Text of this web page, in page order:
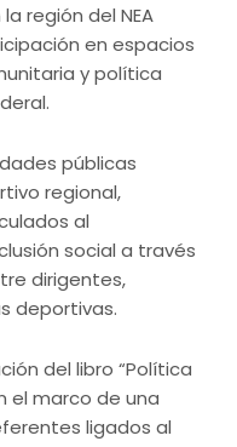
región del NEA
en espacios
y política
públicas
regional,
al
social a través
dirigentes,
deportivas.
del libro “Política
el marco de una
ligados al